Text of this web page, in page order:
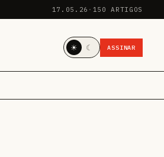
17.05.26 · 150 ARTIGOS
☀ ☾ ASSINAR